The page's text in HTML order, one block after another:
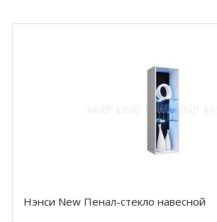
Нэнси New Пенал-стекло навесной